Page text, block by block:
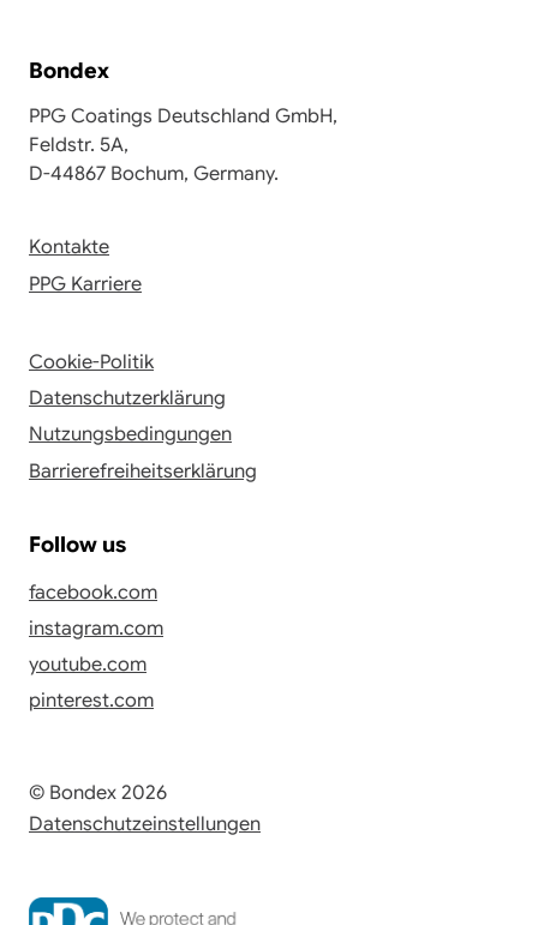
Bondex
PPG Coatings Deutschland GmbH,
Feldstr. 5A,
D-44867 Bochum, Germany.
Kontakte
PPG Karriere
Cookie-Politik
Datenschutzerklärung
Nutzungsbedingungen
Barrierefreiheitserklärung
Follow us
facebook.com
instagram.com
youtube.com
pinterest.com
© Bondex 2026
Datenschutzeinstellungen